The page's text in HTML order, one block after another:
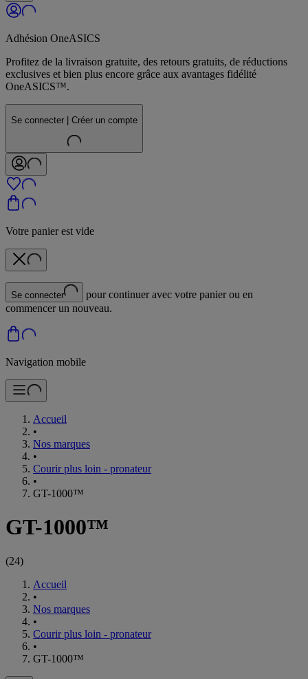
Adhésion OneASICS
Profitez de la livraison gratuite, des retours gratuits, de réductions
exclusives et bien plus encore grâce aux avantages fidélité
OneASICS™.
Se connecter | Créer un compte
Votre panier est vide
Se connecter
pour continuer avec votre panier ou en
commencer un nouveau.
Navigation mobile
Accueil
•
Nos marques
•
Courir plus loin - pronateur
•
GT-1000™
GT-1000™
(24)
Accueil
•
Nos marques
•
Courir plus loin - pronateur
•
GT-1000™